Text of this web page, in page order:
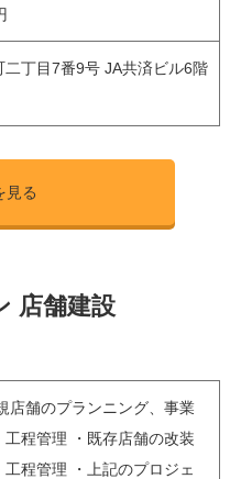
丁目7番9号 JA共済ビル6階
見る
店舗建設
店舗のプランニング、事業
程管理 ・既存店舗の改装
程管理 ・上記のプロジェ